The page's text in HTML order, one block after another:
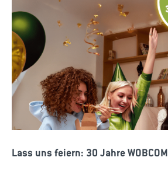
Lass uns feiern: 30 Jahre WOBCOM